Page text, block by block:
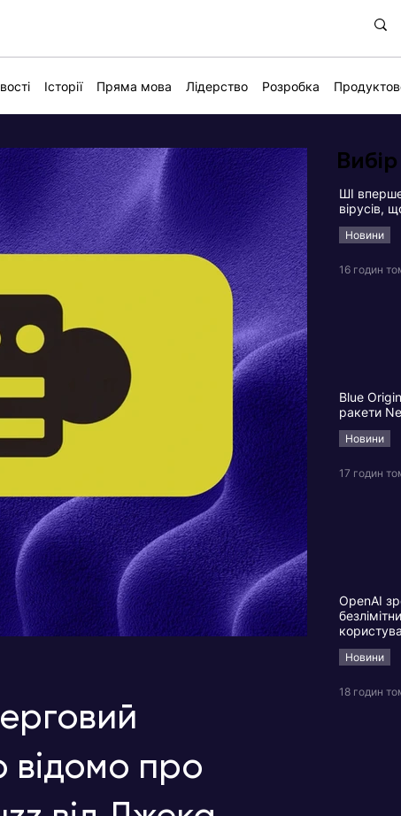
Історії Пряма мова Лідерство Розробка
про
ШІ
вірусів,
Новини
16 годин
Blue
ракети
Новини
17 годин
OpenAI
Новини
18 годин